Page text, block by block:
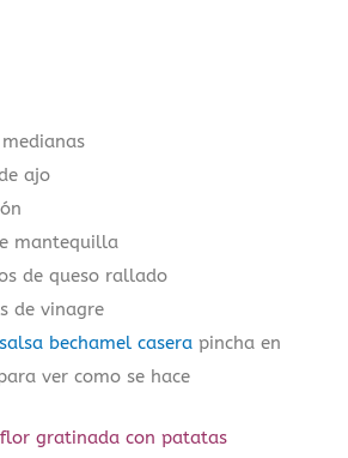
ajo
mantequilla
de queso rallado
de vinagre
salsa bechamel casera pincha en
ver como se hace
gratinada con patatas